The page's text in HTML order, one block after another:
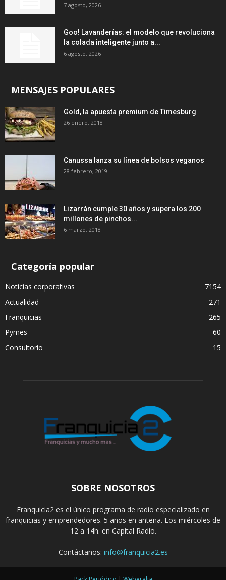
7 agosto, 2026
Goo! Lavanderías: el modelo que revoluciona
la colada inteligente junto a...
6 agosto, 2026
MENSAJES POPULARES
Gold, la apuesta premium de Timesburg
26 enero, 2018
Canussa lanza su línea de bolsos veganos
28 febrero, 2019
Lizarrán cumple 30 años y supera los 200
millones de pinchos...
6 marzo, 2018
Categoría popular
Noticias corporativas
7154
Actualidad
271
Franquicias
265
Pymes
60
Consultorio
15
SOBRE NOSOTROS
Franquicia2 es el único programa de radio especializado en
franquicias y emprendedores. 5 años en antena. Los miércoles de
12 a 14h. en Capital Radio.
Contáctanos: info@franquicia2.es